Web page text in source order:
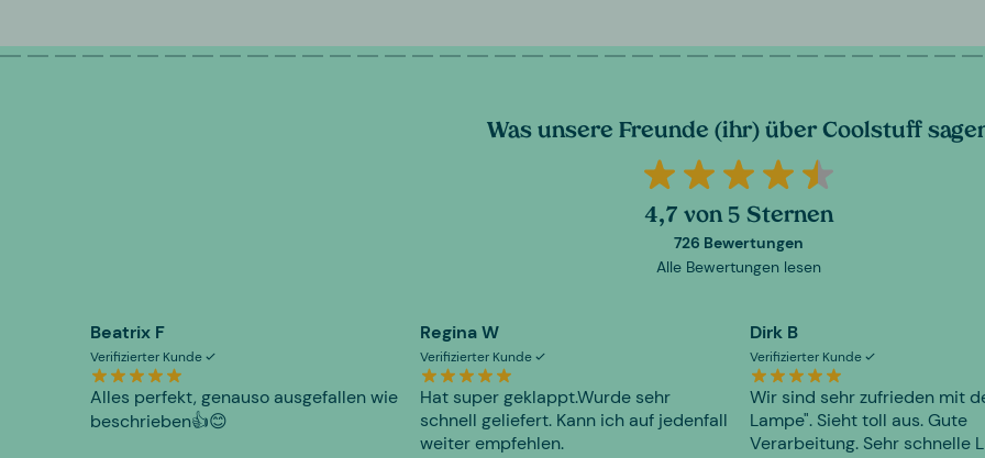
Was unsere Freunde (ihr) über Coolstuff
4,7 von 5 Sternen
726 Bewertungen
Alle Bewertungen lesen
Beatrix F
Verifizierter Kunde
Alles perfekt, genauso ausgefallen wie
beschrieben👍😊
Regina W
Verifizierter Kunde
Hat super geklappt.Wurde sehr
schnell geliefert. Kann ich auf jedenfall
weiter empfehlen.
Dirk B
Verifizierter Kunde
Wir sind sehr zufrieden mit
Lampe". Sieht toll aus. Gute
Verarbeitung. Sehr schnelle